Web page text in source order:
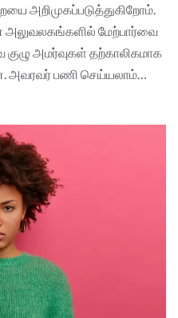
அறிமுகப்படுத்துகிறோம்.
அலுவலகங்களில் மேற்பார்வை
அமர்வுகள் தற்காலிகமாக
அவரவர் பணி செய்யலாம்…